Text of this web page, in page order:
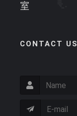
室
CONTACT US